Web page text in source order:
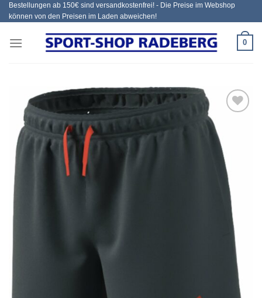
Zum
Inhalt
Bestellungen ab 150€ sind versandkostenfrei! - Die Preise im Webshop
können von den Preisen im Laden abweichen!
0